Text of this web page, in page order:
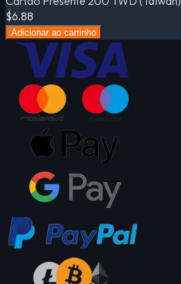
$6.88
Adicionar ao carrinho